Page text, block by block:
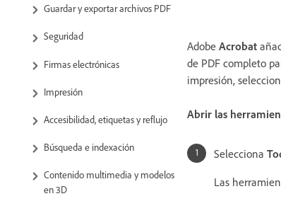
Guardar y exportar archivos PDF
Seguridad
Firmas electrónicas
Impresión
Accesibilidad, etiquetas y reflujo
Búsqueda e indexación
Contenido multimedia y modelos
en 3D
Adobe Acrobat
de PDF completo
impresión,
Abrir las
Selecciona
Las